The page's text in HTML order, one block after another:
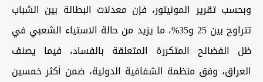
وبحسب تقرير المونيتور، فإن معدلات البطالة بين الشباب
تتراوح بين 25 و35%، ما يزيد من حالة الاستياء الشعبي في
ظل الفضائح المتكررة المتعلقة بالفساد، فيما يصنف
العراق، وفق منظمة الشفافية الدولية، ضمن أكثر خمسين